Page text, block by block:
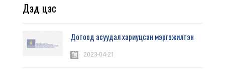
Дэд цэс
Дотоод асуудал хариуцсан мэргэжилтэн
2023-04-21